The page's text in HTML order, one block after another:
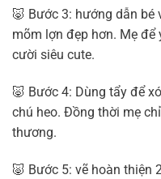
🐷 Bước 3: hướng dẫn bé
mõm lợn đẹp hơn. Mẹ
cười siêu cute.
🐷 Bước 4: Dùng tẩy để
chú heo. Đồng thời mẹ
thương.
🐷 Bước 5: vẽ hoàn thiện